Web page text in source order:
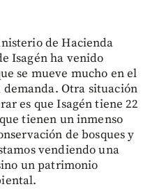
de Hacienda
Isagén ha venido
se mueve mucho en el
Otra situación
es que Isagén tiene 22
tienen un inmenso
de bosques y
vendiendo una
un patrimonio